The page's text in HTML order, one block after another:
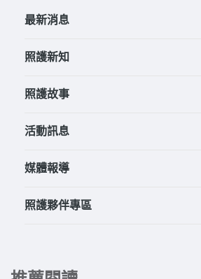
最新消息
照護新知
照護故事
活動訊息
媒體報導
照護夥伴專區